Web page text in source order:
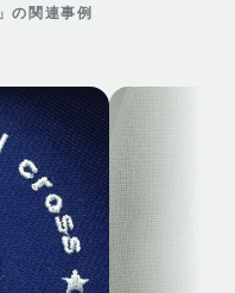
」の関連事例